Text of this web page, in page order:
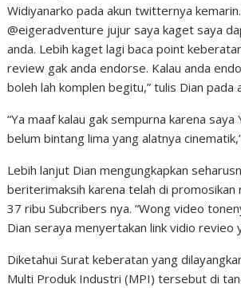
Widiyanarko pada akun twitternya
@eigeradventure jujur saya kaget saya
anda. Lebih kaget lagi baca point
review gak anda endorse. Kalau anda
boleh lah komplen begitu,” tulis Dian pada
“Ya maaf kalau gak sempurna karena saya
belum bintang lima yang alatnya
Lebih lanjut Dian mengungkapkan
beriterimaksih karena telah di promosikan
37 ribu Subcribers nya. “Wong video
Dian seraya menyertakan link vidio revieo
Diketahui Surat keberatan yang
Multi Produk Industri (MPI) tersebut di